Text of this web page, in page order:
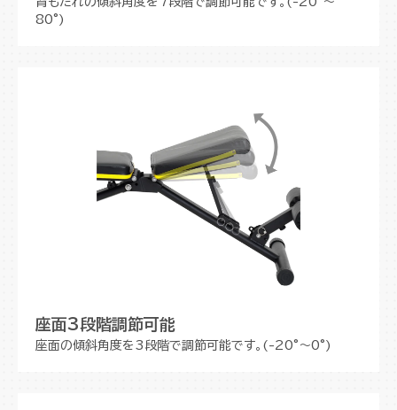
80°)
座面3段階調節可能
座面の傾斜角度を3段階で調節可能です。(-20°～0°)